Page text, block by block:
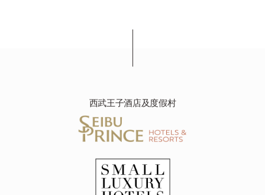
西武王子酒店及度假村